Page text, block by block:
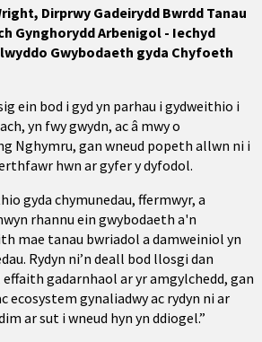
Dirprwy Gadeirydd Bwrdd Tanau
Gynghorydd Arbenigol - Iechyd
Gwybodaeth gyda Chyfoeth
ein bod i gyd yn parhau i gydweithio i
yn fwy gwydn, ac â mwy o
Nghymru, gan wneud popeth allwn ni i
hwn ar gyfer y dyfodol.
gyda chymunedau, ffermwyr, a
rhannu ein gwybodaeth a'n
mae tanau bwriadol a damweiniol yn
Rydyn ni’n deall bod llosgi dan
gadarnhaol ar yr amgylchedd, gan
ecosystem gynaliadwy ac rydyn ni ar
ar sut i wneud hyn yn ddiogel.”